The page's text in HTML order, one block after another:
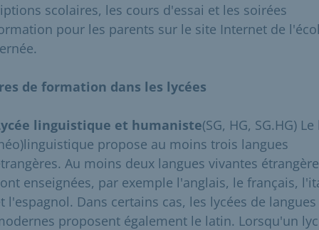
scolaires, les cours d'essai et les soirées
pour les parents sur le site Internet de
de formation dans les lycées
linguistique et humaniste(SG, HG, SG.HG)
propose au moins trois langues
Au moins deux langues vivantes
enseignées, par exemple l'anglais, le français,
l'espagnol. Dans certains cas, les lycées de langues
proposent également le latin. Lorsqu'un